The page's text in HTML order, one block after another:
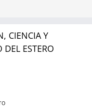
CIENCIA Y
ESTERO